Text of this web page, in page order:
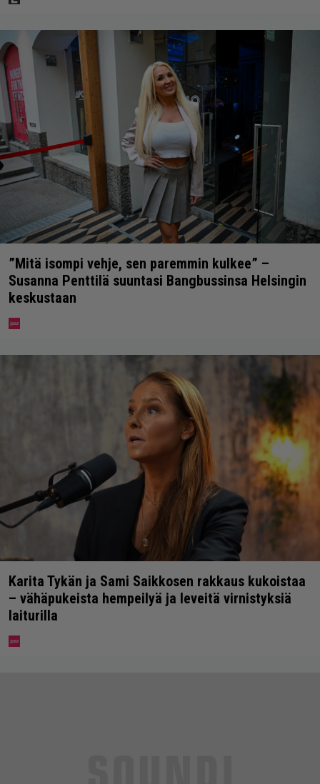
”Mitä isompi vehje, sen paremmin kulkee” –
Susanna Penttilä suuntasi Bangbussinsa Helsingin
keskustaan
Karita Tykän ja Sami Saikkosen rakkaus kukoistaa
– vähäpukeista hempeilyä ja leveitä virnistyksiä
laiturilla